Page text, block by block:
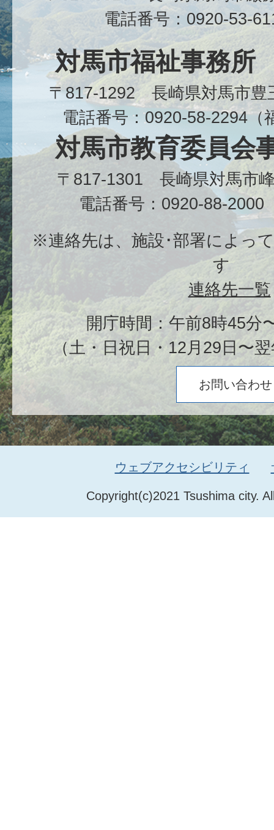
電話番号：0920-53-
対馬市福祉事務所
〒817-1292 長崎県対馬市
電話番号：0920-58-2294（
対馬市教育委員会
〒817-1301 長崎県対馬市
電話番号：0920-88-2000
※連絡先は、施設･部署によっ
す
連絡先一覧
開庁時間：午前8時45分
（土・日祝日・12月29日〜
お問い合わせ
Copyright(c)2021 Tsushima city.
ウェブアクセシビリティ